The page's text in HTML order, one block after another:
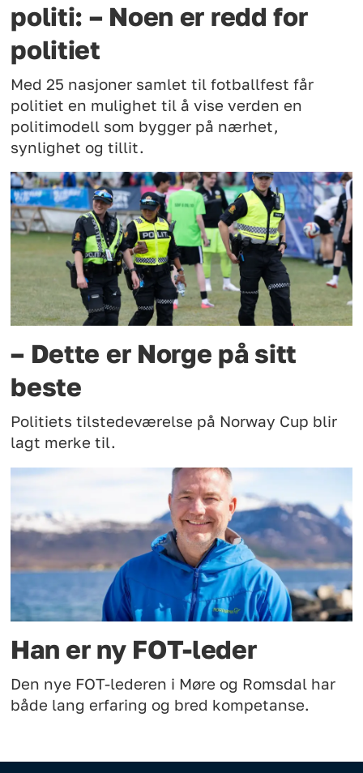
politi: – Noen er redd for
politiet
Med 25 nasjoner samlet til fotballfest får
politiet en mulighet til å vise verden en
politimodell som bygger på nærhet,
synlighet og tillit.
– Dette er Norge på sitt
beste
Politiets tilstedeværelse på Norway Cup blir
lagt merke til.
Han er ny FOT-leder
Den nye FOT-lederen i Møre og Romsdal har
både lang erfaring og bred kompetanse.